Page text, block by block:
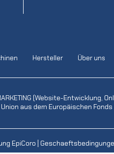
Hersteller Über uns
(Website-Entwicklung,
aus dem Europäischen
EpiCoro